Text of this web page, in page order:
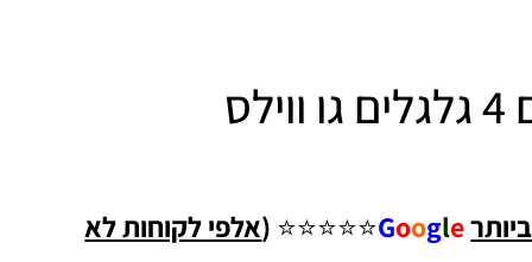
קורקינט חשמלי לילדים 4 גלגלים גו ווילס
Google
⭐⭐⭐⭐⭐
(אלפי לקוחות לא